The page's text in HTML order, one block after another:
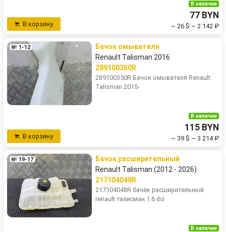
В корзину
В наличии
77 BYN
~ 26 $ ~ 2 142 ₽
№ 1-12
Бачок омывателя
Renault Talisman 2016
289100350R
289100350R Бачок омывателя Renault
Talisman 2015-
В корзину
В наличии
115 BYN
~ 39 $ ~ 3 214 ₽
№ 19-17
Бачок расширительный
Renault Talisman (2012 - 2026)
217104048R
217104048R бачёк расширительный
renault талисман 1.6 dci
В наличии